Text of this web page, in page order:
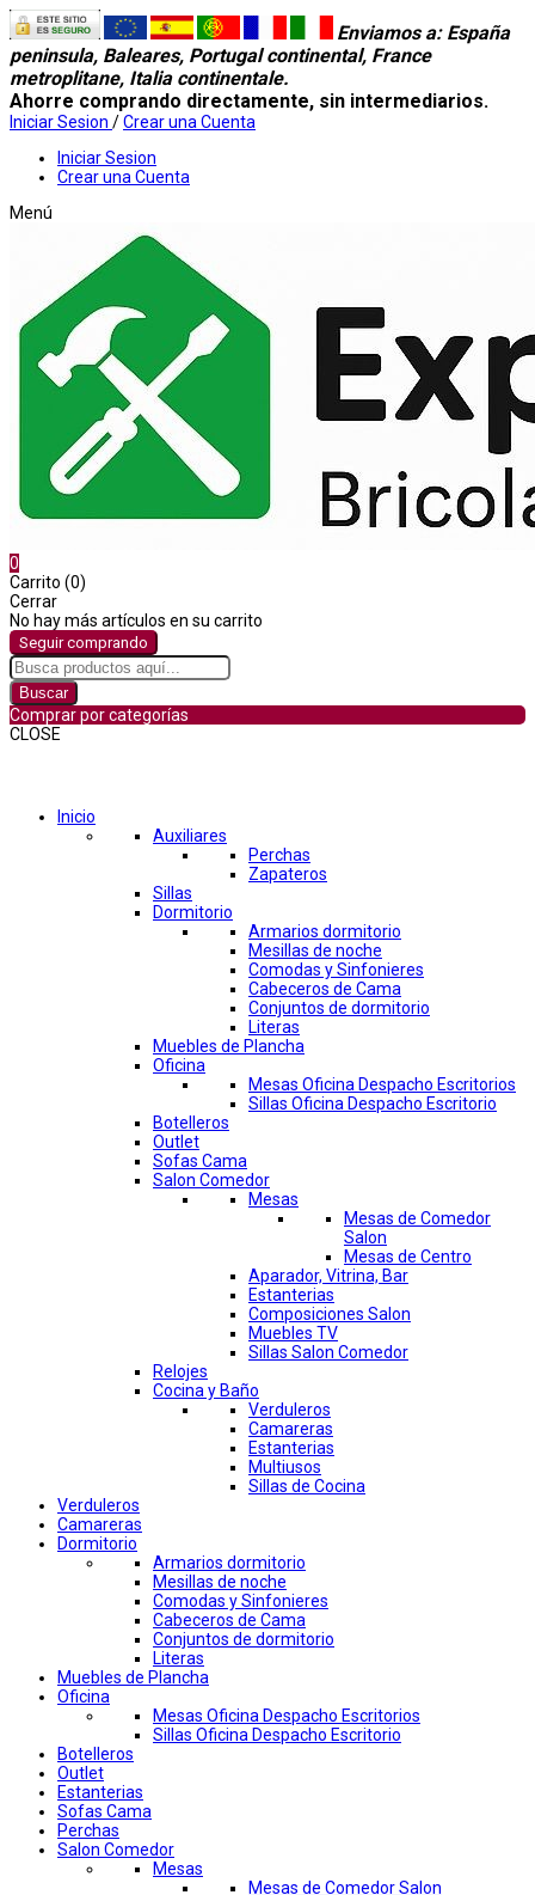
Enviamos a: España
peninsula, Baleares, Portugal continental, France
metroplitane, Italia continentale.
Ahorre comprando directamente, sin intermediarios.
Iniciar Sesion /Crear una Cuenta
Iniciar Sesion
Crear una Cuenta
Menú
0
Carrito (0)
Cerrar
No hay más artículos en su carrito
Seguir comprando
Buscar
Comprar por categorías
CLOSE
Inicio
Auxiliares
Perchas
Zapateros
Sillas
Dormitorio
Armarios dormitorio
Mesillas de noche
Comodas y Sinfonieres
Cabeceros de Cama
Conjuntos de dormitorio
Literas
Muebles de Plancha
Oficina
Mesas Oficina Despacho Escritorios
Sillas Oficina Despacho Escritorio
Botelleros
Outlet
Sofas Cama
Salon Comedor
Mesas
Mesas de Comedor
Salon
Mesas de Centro
Aparador, Vitrina, Bar
Estanterias
Composiciones Salon
Muebles TV
Sillas Salon Comedor
Relojes
Cocina y Baño
Verduleros
Camareras
Estanterias
Multiusos
Sillas de Cocina
Verduleros
Camareras
Dormitorio
Armarios dormitorio
Mesillas de noche
Comodas y Sinfonieres
Cabeceros de Cama
Conjuntos de dormitorio
Literas
Muebles de Plancha
Oficina
Mesas Oficina Despacho Escritorios
Sillas Oficina Despacho Escritorio
Botelleros
Outlet
Estanterias
Sofas Cama
Perchas
Salon Comedor
Mesas
Mesas de Comedor Salon